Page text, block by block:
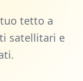
tetto a
satellitari e